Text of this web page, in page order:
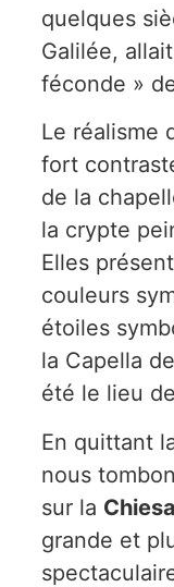
quelques
Galilée,
féconde »
Le réalisme
fort
de la
la crypte
Elles
couleurs
étoiles
la Capella
été le lieu
En quittant
nous
sur la
grande et